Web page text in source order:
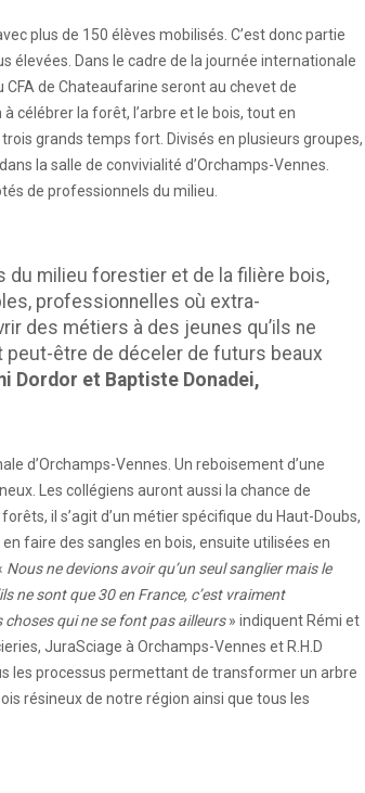
plus de 150 élèves mobilisés. C’est donc partie
élevées. Dans le cadre de la journée internationale
de Chateaufarine seront au chevet de
célébrer la forêt, l’arbre et le bois, tout en
grands temps fort. Divisés en plusieurs groupes,
la salle de convivialité d’Orchamps-Vennes.
de professionnels du milieu.
milieu forestier et de la filière bois,
professionnelles où extra-
des métiers à des jeunes qu’ils ne
peut-être de déceler de futurs beaux
Dordor et Baptiste Donadei,
d’Orchamps-Vennes. Un reboisement d’une
Les collégiens auront aussi la chance de
il s’agit d’un métier spécifique du Haut-Doubs,
faire des sangles en bois, ensuite utilisées en
Nous ne devions avoir qu’un seul sanglier mais le
ne sont que 30 en France, c’est vraiment
qui ne se font pas ailleurs» indiquent Rémi et
JuraSciage à Orchamps-Vennes et R.H.D
les processus permettant de transformer un arbre
résineux de notre région ainsi que tous les